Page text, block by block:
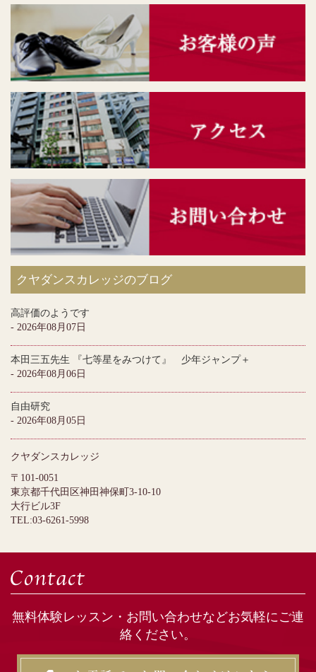
クヤダンスカレッジのブログ
高評価のようです
- 2026年08月07日
本田三五先生 『七等星をみつけて』 少年ジャンプ＋
- 2026年08月06日
自由研究
- 2026年08月05日
クヤダンスカレッジ
〒101-0051
東京都千代田区神田神保町3-10-10
大行ビル3F
TEL:03-6261-5998
無料体験レッスン・お問い合わせなどお気軽にご連
絡ください。